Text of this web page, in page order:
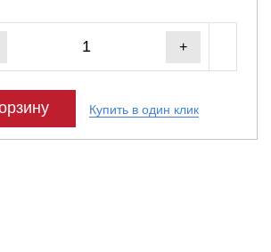
+
Купить в один клик